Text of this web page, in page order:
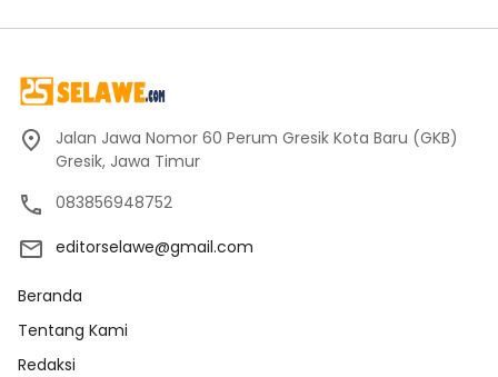
Jalan Jawa Nomor 60 Perum Gresik Kota Baru (GKB)
Gresik, Jawa Timur
083856948752
editorselawe@gmail.com
Beranda
Tentang Kami
Redaksi